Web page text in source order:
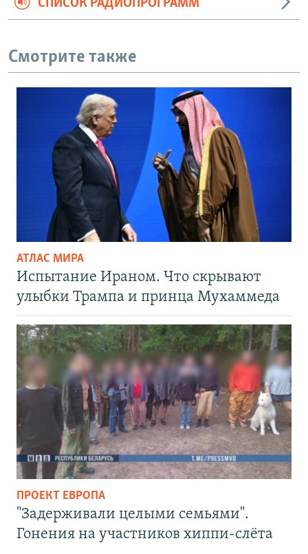
СПИСОК РАДИОПРОГРАММ
Смотрите также
АТЛАС МИРА
Испытание Ираном. Что скрывают
улыбки Трампа и принца Мухаммеда
ПРОЕКТ ЕВРОПА
"Задерживали целыми семьями".
Гонения на участников хиппи-слёта